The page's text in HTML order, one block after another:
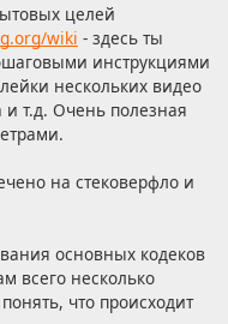
целей
wiki - здесь ты
инструкциями
нескольких видео
и т.д. Очень полезная
на стековерфло и
основных кодеков
всего несколько
что происходит